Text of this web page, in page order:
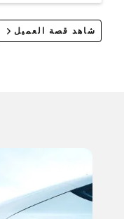
شاهد قصة العميل